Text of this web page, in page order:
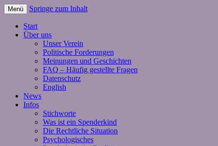
Menü Springe zum Inhalt
Start
Über uns
Unser Verein
Politische Forderungen
Meinungen und Geschichten
FAQ – Häufig gestellte Fragen
Datenschutz
English
News
Infos
Stichworte
Was ist ein Spenderkind
Die Rechtliche Situation
Psychologisches